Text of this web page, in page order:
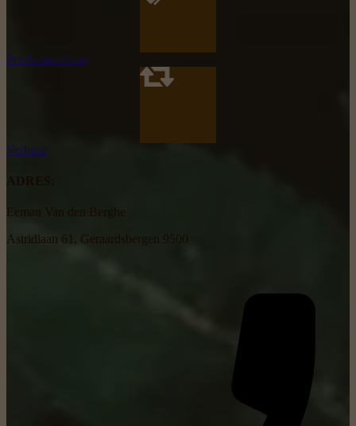
Productaanvraag
Verhuur
Astridlaan 61, Geraardsbergen 9500